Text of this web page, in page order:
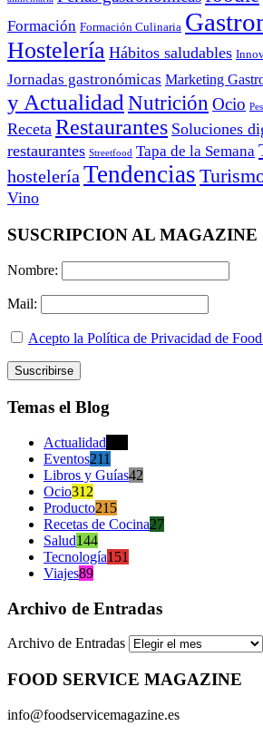
Formación Formación Culinaria
Hostelería Hábitos saludables
Jornadas gastronómicas Marketing
y Actualidad Nutrición Ocio
Receta Restaurantes Soluciones
restaurantes Streetfood Tapa de la Semana
hostelería Tendencias
Vino
SUSCRIPCION AL MAGAZINE
Nombre:
Mail:
Acepto la Política de Privacidad de
Temas el Blog
Actualidad
Eventos211
Libros y Guías42
Ocio312
Producto215
Recetas de Cocina27
Salud144
Tecnología151
Viajes89
Archivo de Entradas
Archivo de Entradas
FOOD SERVICE MAGAZINE
info@foodservicemagazine.es